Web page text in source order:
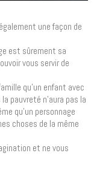
une façon de
est sûrement sa
vous servir de
qu’un enfant avec
pauvreté n’aura pas la
qu’un personnage
choses de la même
et ne vous